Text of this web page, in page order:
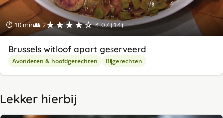
⏱ 10 min👥 2★★★★☆ 4.07 (14)
Brussels witloof apart geserveerd
Avondeten & hoofdgerechten Bijgerechten
Lekker hierbij